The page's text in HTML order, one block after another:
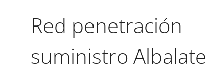
Red penetración
suministro Albalate